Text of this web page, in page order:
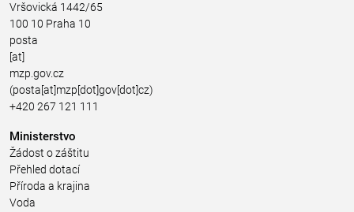
Vršovická 1442/65
100 10 Praha 10
posta
[at]
mzp.gov.cz
(posta[at]mzp[dot]gov[dot]cz)
+420 267 121 111
Ministerstvo
Žádost o záštitu
Přehled dotací
Příroda a krajina
Voda